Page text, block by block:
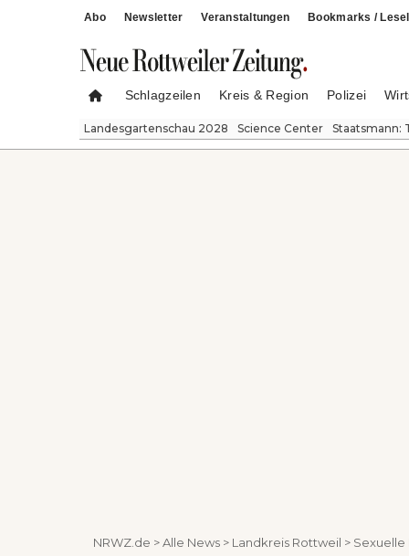
Abo Newsletter Veranstaltungen Bookmarks /
Schlagzeilen Kreis & Region Polizei
Landesgartenschau 2028 Science Center Staatsmann:
NRWZ.de >Alle News > Landkreis Rottweil > Sexuelle